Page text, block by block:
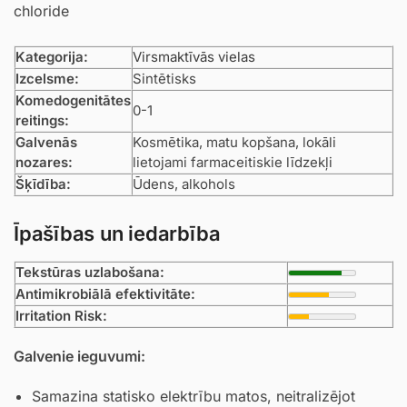
chloride
Kategorija:
Virsmaktīvās vielas
Izcelsme:
Sintētisks
Komedogenitātes
reitings:
0-1
Galvenās
nozares:
Kosmētika, matu kopšana, lokāli
lietojami farmaceitiskie līdzekļi
Šķīdība:
Ūdens, alkohols
Īpašības un iedarbība
Tekstūras uzlabošana:
Antimikrobiālā efektivitāte:
Irritation Risk:
Galvenie ieguvumi:
Samazina statisko elektrību matos, neitralizējot